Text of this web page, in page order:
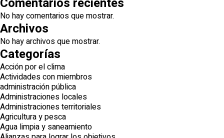
No hay comentarios que mostrar.
Archivos
No hay archivos que mostrar.
Categorías
Acción por el clima
Actividades con miembros
administración pública
Administraciones locales
Administraciones territoriales
Agricultura y pesca
Agua limpia y saneamiento